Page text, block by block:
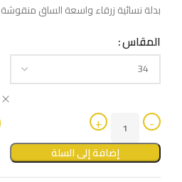
بدلة نسائية زرقاء واسعة الساق
المقاس
إضافة إلى السلة